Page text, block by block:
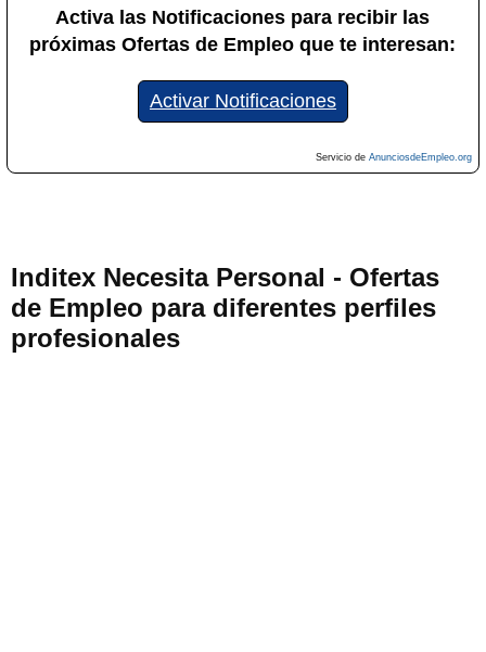
Activa las Notificaciones para recibir las
próximas Ofertas de Empleo que te interesan:
Activar Notificaciones
Servicio de AnunciosdeEmpleo.org
Inditex Necesita Personal - Ofertas
de Empleo para diferentes perfiles
profesionales